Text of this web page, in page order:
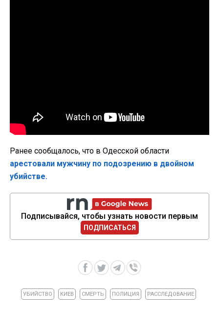
Ранее сообщалось, что в Одесской области
арестовали мужчину по подозрению в двойном
убийстве.
Подписывайся, чтобы узнать новости первым
ПОДПИСАТЬСЯ
УБИЙСТВО КИЕВ СМЕРТЬ ПОЛИЦИЯ РАССЛЕДОВАНИЕ